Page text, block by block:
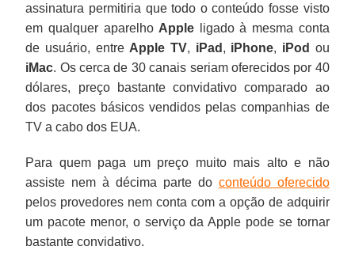
assinatura permitiria que todo o conteúdo fosse visto
em qualquer aparelho Apple ligado à mesma conta
de usuário, entre Apple TV, iPad , iPhone, iPod ou
iMac. Os cerca de 30 canais seriam oferecidos por 40
dólares, preço bastante convidativo comparado ao
dos pacotes básicos vendidos pelas companhias de
TV a cabo dos EUA.
Para quem paga um preço muito mais alto e não
assiste nem à décima parte do conteúdo oferecido
pelos provedores nem conta com a opção de adquirir
um pacote menor, o serviço da Apple pode se tornar
bastante convidativo.